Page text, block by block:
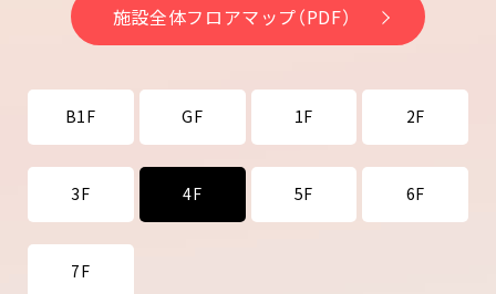
施設全体フロアマップ（PDF）
B1F GF 1F 2F
3F 4F 5F 6F
7F